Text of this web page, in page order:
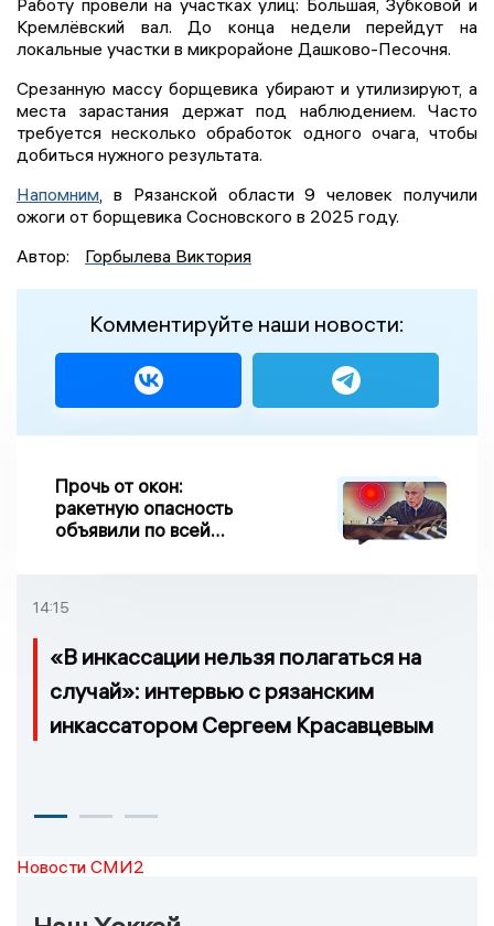
Кремлёвский вал. До конца недели перейдут на
локальные участки в микрорайоне Дашково-Песочня.
Срезанную массу борщевика убирают и утилизируют, а
места зарастания держат под наблюдением. Часто
требуется несколько обработок одного очага, чтобы
добиться нужного результата.
Напомним , в Рязанской области 9 человек получили
ожоги от борщевика Сосновского в 2025 году.
Автор:
Горбылева Виктория
Комментируйте наши новости:
Прочь от окон:
ракетную опасность
объявили по всей
14:15
«В инкассации нельзя полагаться на
случай»: интервью с рязанским
инкассатором Сергеем Красавцевым
Новости СМИ2